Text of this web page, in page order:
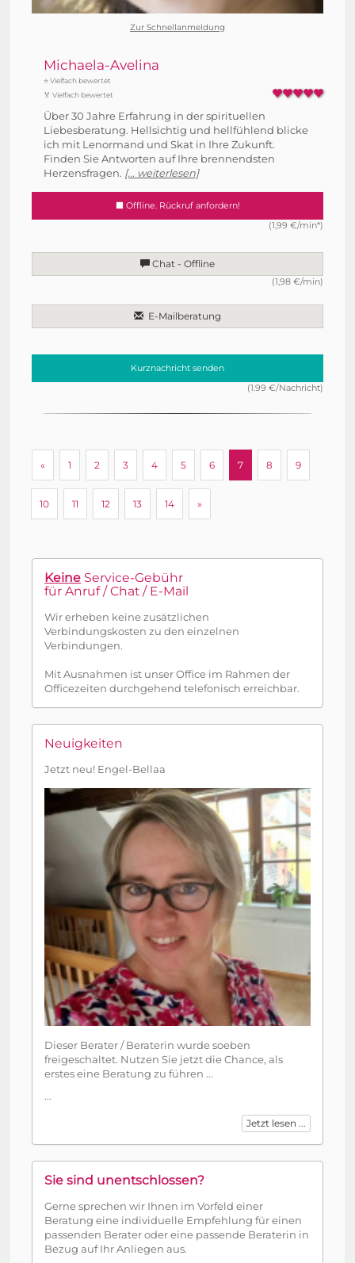
Zur Schnellanmeldung
Michaela-Avelina
⭐ Vielfach bewertet
🏅 Vielfach bewertet
Über 30 Jahre Erfahrung in der spirituellen
Liebesberatung. Hellsichtig und hellfühlend blicke
ich mit Lenormand und Skat in Ihre Zukunft.
Finden Sie Antworten auf Ihre brennendsten
Herzensfragen. [... weiterlesen]
Offline. Rückruf anfordern!
(1,99 €/min*)
Chat - Offline
(1,98 €/min)
E-Mailberatung
Kurznachricht senden
(1.99 €/Nachricht)
« zurück
1 2 3 4 5 6 7 8 9
10 11 12 13 14 »
Keine Service-Gebühr
für Anruf / Chat / E-Mail
Wir erheben keine zusätzlichen
Verbindungskosten zu den einzelnen
Verbindungen.
Mit Ausnahmen ist unser Office im Rahmen der
Officezeiten durchgehend telefonisch erreichbar.
Neuigkeiten
Jetzt neu! Engel-Bellaa
Dieser Berater / Beraterin wurde soeben
freigeschaltet. Nutzen Sie jetzt die Chance, als
erstes eine Beratung zu führen ...
...
Jetzt lesen ...
Sie sind unentschlossen?
Gerne sprechen wir Ihnen im Vorfeld einer
Beratung eine individuelle Empfehlung für einen
passenden Berater oder eine passende Beraterin in
Bezug auf Ihr Anliegen aus.